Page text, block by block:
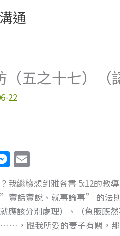
通
五之十七）（
22
M
e
ss
e
n
m
ai
l
我繼續想到雅各書 5:12的教
實話實說、就事論事” 的法
應該分別處理）、（魚販既
，跟我所愛的妻子有關，